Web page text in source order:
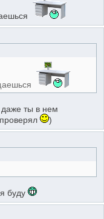
даже ты в нем
)
буду